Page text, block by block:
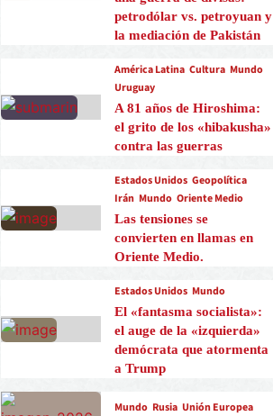
petrodólar vs. petroyuan y
la mediación de Pakistán
América Latina Cultura Mundo
Uruguay
A 81 años de Hiroshima:
el grito de los «hibakusha»
contra las guerras
Estados Unidos Geopolítica
Irán Mundo Oriente Medio
Las tensiones se
convierten en llamas en
Oriente Medio.
Estados Unidos Mundo
El «fantasma socialista»:
el auge de la «izquierda»
demócrata que atormenta
a Trump
Mundo Rusia Unión Europea